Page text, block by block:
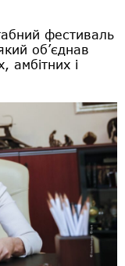
фестиваль
об’єднав
амбітних і